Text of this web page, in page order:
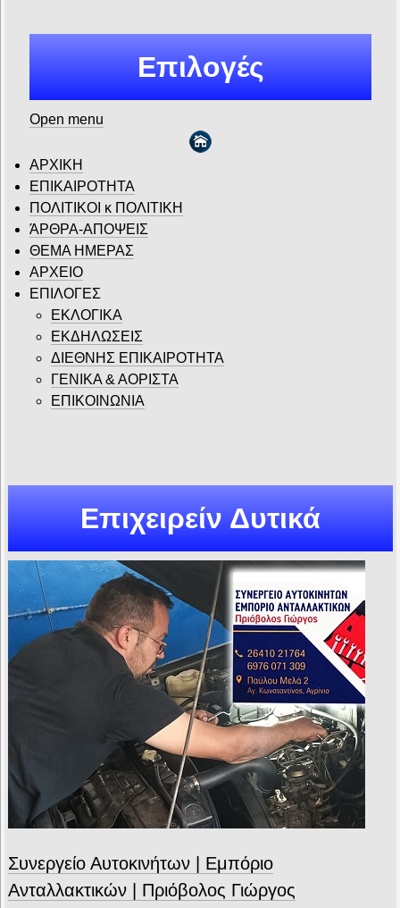
Επιλογές
Open menu
ΑΡΧΙΚΗ
ΕΠΙΚΑΙΡΟΤΗΤΑ
ΠΟΛΙΤΙΚΟΙ κ ΠΟΛΙΤΙΚΗ
ΆΡΘΡΑ-ΑΠΟΨΕΙΣ
ΘΕΜΑ ΗΜΕΡΑΣ
ΑΡΧΕΙΟ
ΕΠΙΛΟΓΕΣ
ΕΚΛΟΓΙΚΑ
ΕΚΔΗΛΩΣΕΙΣ
ΔΙΕΘΝΗΣ ΕΠΙΚΑΙΡΟΤΗΤΑ
ΓΕΝΙΚΑ & ΑΟΡΙΣΤΑ
ΕΠΙΚΟΙΝΩΝΙΑ
Επιχειρείν Δυτικά
Συνεργείο Αυτοκινήτων | Εμπόριο
Ανταλλακτικών | Πριόβολος Γιώργος